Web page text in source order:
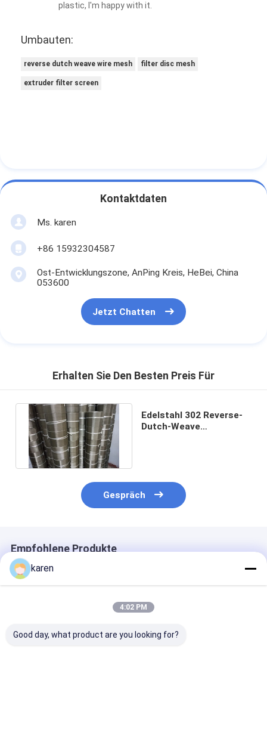
plastic, I'm happy with it.
Umbauten:
reverse dutch weave wire mesh filter disc mesh
extruder filter screen
Kontaktdaten
Ms. karen
+86 15932304587
Ost-Entwicklungszone, AnPing Kreis, HeBei, China
053600
Jetzt Chatten
Erhalten Sie Den Besten Preis Für
Edelstahl 302 Reverse-
Dutch-Weave
Gespräch
Empfohlene Produkte
karen
4:02 PM
Good day, what product are you looking for?